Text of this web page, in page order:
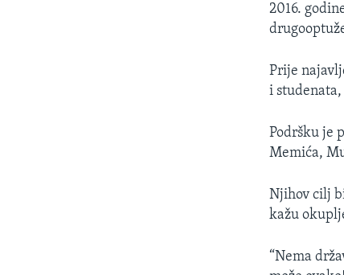
2016.
Prije
i
Podršku je
Memića,
Njihov cilj
kažu
“Nema